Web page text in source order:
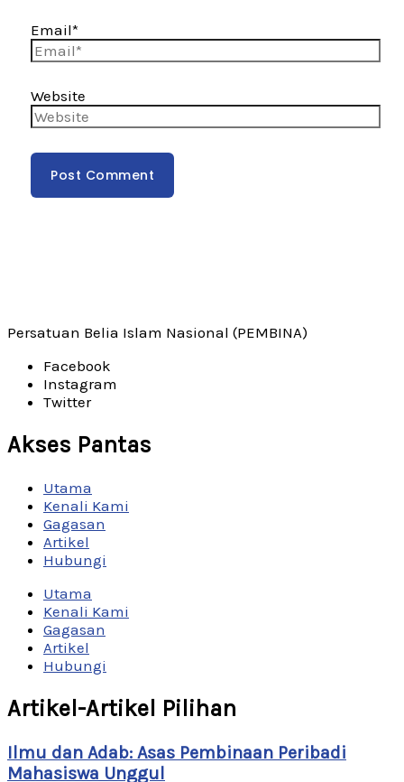
Email*
Website
Persatuan Belia Islam Nasional (PEMBINA)
Facebook
Instagram
Twitter
Akses Pantas
Utama
Kenali Kami
Gagasan
Artikel
Hubungi
Utama
Kenali Kami
Gagasan
Artikel
Hubungi
Artikel-Artikel Pilihan
Ilmu dan Adab: Asas Pembinaan Peribadi
Mahasiswa Unggul